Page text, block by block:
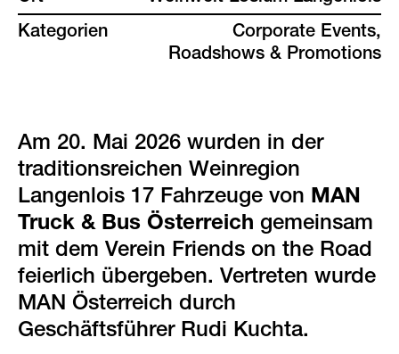
kunden
faqs
standorte & kontakt
Kategorien
Corporate Events,
Roadshows & Promotions
Am 20. Mai 2026 wurden in der
traditionsreichen Weinregion
Langenlois 17 Fahrzeuge von MAN
Truck & Bus Österreich gemeinsam
mit dem Verein Friends on the Road
feierlich übergeben. Vertreten wurde
MAN Österreich durch
Geschäftsführer Rudi Kuchta.